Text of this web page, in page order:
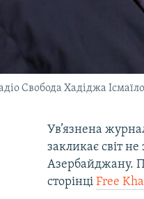
Свобода Хадіджа
Ув’язнена
закликає світ не
Азербайджану.
сторінціFree